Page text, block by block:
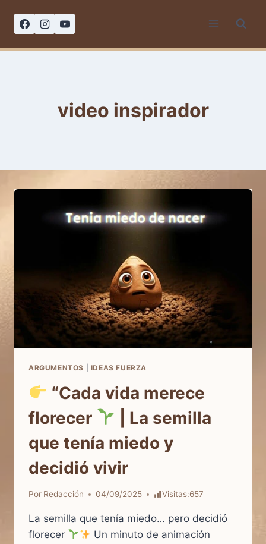
video inspirador
ARGUMENTOS IDEAS FUERZA
“Cada vida merece
florecer
| La semilla
que tenía miedo y
decidió vivir
Por Redacción 04/09/2025 Visitas:657
La semilla que tenía miedo… pero decidió
florecer
Un minuto de animación